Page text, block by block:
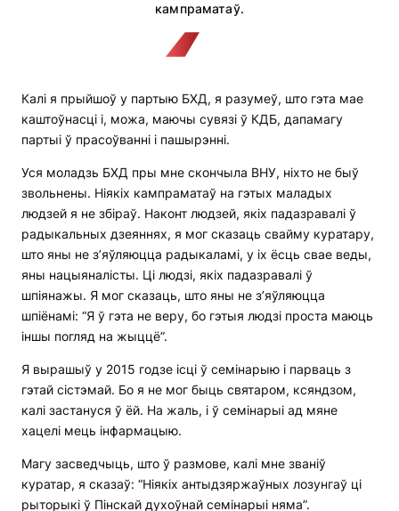
кампраматаў.
Калі я прыйшоў у партыю БХД, я разумеў, што гэта мае
каштоўнасці і, можа, маючы сувязі ў КДБ, дапамагу
партыі ў прасоўванні і пашырэнні.
Уся моладзь БХД пры мне скончыла ВНУ, ніхто не быў
звольнены. Ніякіх кампраматаў на гэтых маладых
людзей я не збіраў. Наконт людзей, якіх падазравалі ў
радыкальных дзеяннях, я мог сказаць свайму куратару,
што яны не з’яўляюцца радыкаламі, у іх ёсць свае веды,
яны нацыяналісты. Ці людзі, якіх падазравалі ў
шпіянажы. Я мог сказаць, што яны не з’яўляюцца
шпіёнамі: “Я ў гэта не веру, бо гэтыя людзі проста маюць
іншы погляд на жыццё”.
Я вырашыў у 2015 годзе ісці ў семінарыю і парваць з
гэтай сістэмай. Бо я не мог быць святаром, ксяндзом,
калі застануся ў ёй. На жаль, і ў семінарыі ад мяне
хацелі мець інфармацыю.
Магу засведчыць, што ў размове, калі мне званіў
куратар, я сказаў: “Ніякіх антыдзяржаўных лозунгаў ці
рыторыкі ў Пінскай духоўнай семінарыі няма”.